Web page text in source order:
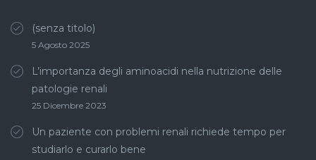
(senza titolo)
5 Agosto 2025
L’importanza degli aminoacidi nella nutrizione delle
patologie renali
25 Dicembre 2023
Un paziente con problemi renali richiede tempo per
studiarlo e curarlo bene